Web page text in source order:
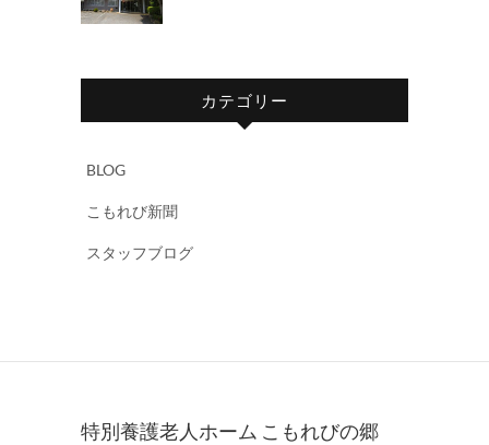
カテゴリー
BLOG
こもれび新聞
スタッフブログ
特別養護老人ホーム こもれびの郷